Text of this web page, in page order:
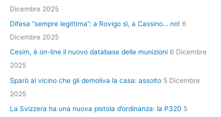
Dicembre 2025
Difesa “sempre legittima”: a Rovigo sì, a Cassino… no! 6
Dicembre 2025
Cesim, è on-line il nuovo database delle munizioni 6 Dicembre
2025
Sparò al vicino che gli demoliva la casa: assolto 5 Dicembre
2025
La Svizzera ha una nuova pistola d’ordinanza: la P320 5